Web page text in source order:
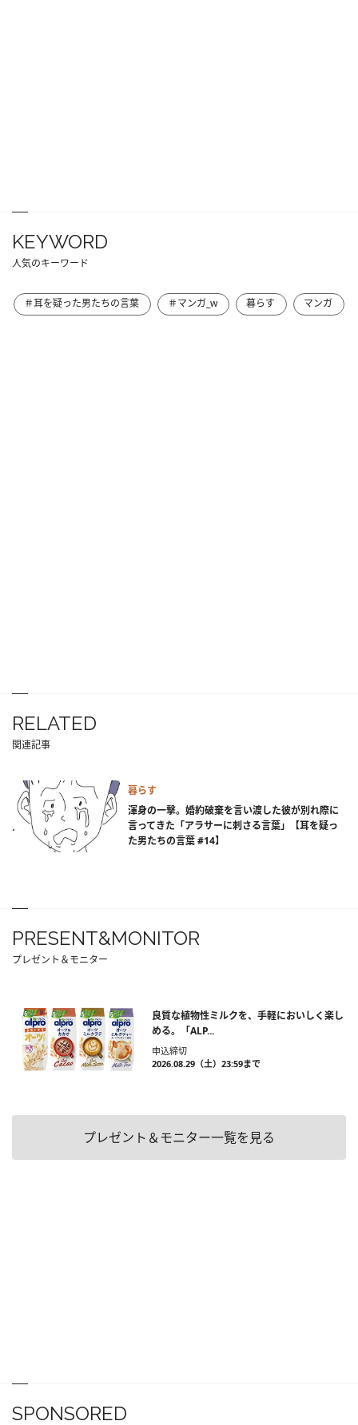
KEYWORD
人気のキーワード
＃耳を疑った男たちの言葉 ＃マンガ_w 暮らす マンガ
RELATED
関連記事
暮らす
渾身の一撃。婚約破棄を言い渡した彼が別れ際に
言ってきた「アラサーに刺さる言葉」【耳を疑っ
た男たちの言葉 #14】
PRESENT&MONITOR
プレゼント＆モニター
良質な植物性ミルクを、手軽においしく楽し
める。「ALP...
申込締切
2026.08.29（土）23:59まで
プレゼント＆モニター一覧を見る
SPONSORED